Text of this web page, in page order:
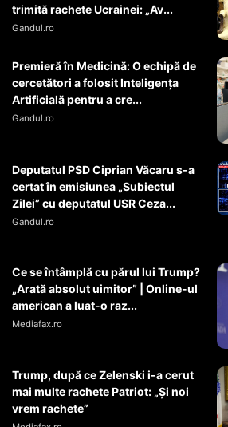
trimită rachete Ucrainei: „Av...
Gandul.ro
Premieră în Medicină: O echipă de
cercetători a folosit Inteligența
Artificială pentru a cre...
Gandul.ro
Deputatul PSD Ciprian Văcaru s-a
certat în emisiunea „Subiectul
Zilei” cu deputatul USR Ceza...
Gandul.ro
Ce se întâmplă cu părul lui Trump?
„Arată absolut uimitor” | Online-ul
american a luat-o raz...
Mediafax.ro
Trump, după ce Zelenski i-a cerut
mai multe rachete Patriot: „Și noi
vrem rachete”